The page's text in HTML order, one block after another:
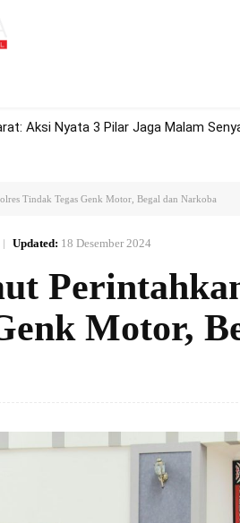
Aksi Nyata 3 Pilar Jaga Malam
Tindak Tegas Genk Motor, Begal dan Narkoba
Updated: 18 Desember 2024
Motor,